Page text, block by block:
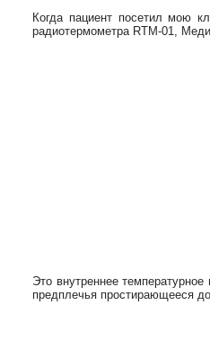
Когда пациент посетил мою
радиотермометра RTM-01,
Это внутреннее
предплечья простирающееся